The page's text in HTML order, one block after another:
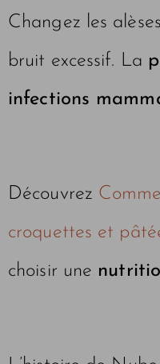
Changez les
bruit excessif. La
infections
Découvrez
croquettes et
choisir une